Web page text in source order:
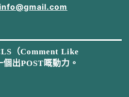
（Comment Like
出POST嘅動力。